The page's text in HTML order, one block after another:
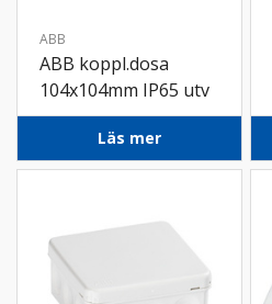
ABB
ABB koppl.dosa
104x104mm IP65 utv
vit
Läs mer